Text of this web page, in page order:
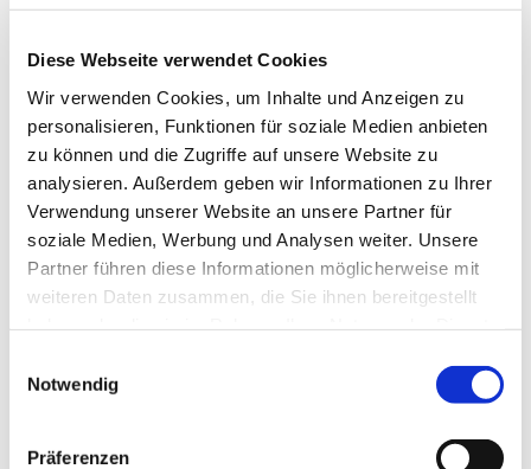
Diese Webseite verwendet Cookies
Wir verwenden Cookies, um Inhalte und Anzeigen zu
personalisieren, Funktionen für soziale Medien anbieten
zu können und die Zugriffe auf unsere Website zu
analysieren. Außerdem geben wir Informationen zu Ihrer
Verwendung unserer Website an unsere Partner für
soziale Medien, Werbung und Analysen weiter. Unsere
Partner führen diese Informationen möglicherweise mit
weiteren Daten zusammen, die Sie ihnen bereitgestellt
Notwendig
Präferenzen
Sonntag, 30. August 2026, 20:00 -
21:00 Uhr
Rothenuffeln - Gemeindehaus,
Bäckerstraße 40, 32479 Hille